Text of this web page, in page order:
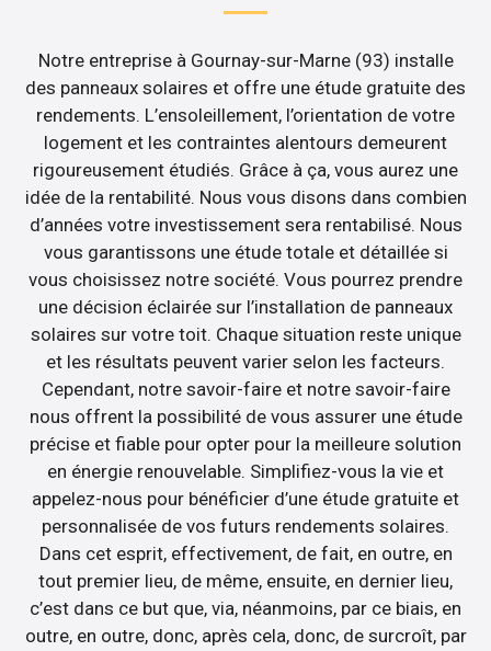
Notre entreprise à Gournay-sur-Marne (93) installe
des panneaux solaires et offre une étude gratuite des
rendements. L’ensoleillement, l’orientation de votre
logement et les contraintes alentours demeurent
rigoureusement étudiés. Grâce à ça, vous aurez une
idée de la rentabilité. Nous vous disons dans combien
d’années votre investissement sera rentabilisé. Nous
vous garantissons une étude totale et détaillée si
vous choisissez notre société. Vous pourrez prendre
une décision éclairée sur l’installation de panneaux
solaires sur votre toit. Chaque situation reste unique
et les résultats peuvent varier selon les facteurs.
Cependant, notre savoir-faire et notre savoir-faire
nous offrent la possibilité de vous assurer une étude
précise et fiable pour opter pour la meilleure solution
en énergie renouvelable. Simplifiez-vous la vie et
appelez-nous pour bénéficier d’une étude gratuite et
personnalisée de vos futurs rendements solaires.
Dans cet esprit, effectivement, de fait, en outre, en
tout premier lieu, de même, ensuite, en dernier lieu,
c’est dans ce but que, via, néanmoins, par ce biais, en
outre, en outre, donc, après cela, donc, de surcroît, par